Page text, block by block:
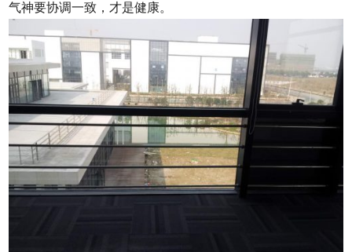
气神要协调一致，才是健康。